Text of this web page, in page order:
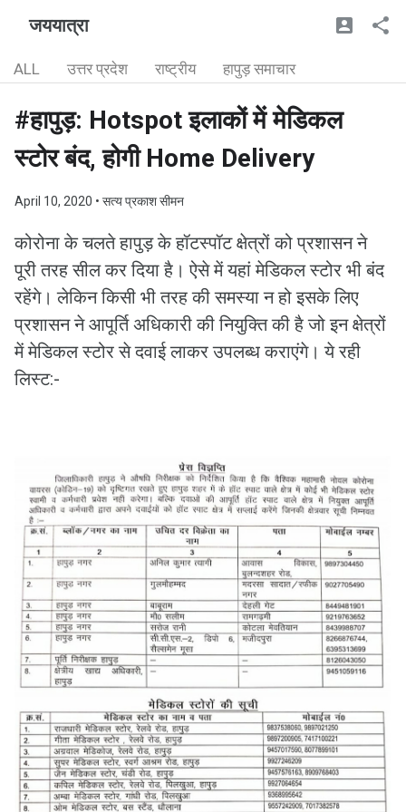
जययात्रा
ALL उत्तर प्रदेश राष्ट्रीय हापुड़ समाचार
#हापुड़: Hotspot इलाकों में मेडिकल
स्टोर बंद, होगी Home Delivery
April 10, 2020 • सत्य प्रकाश सीमन
कोरोना के चलते हापुड़ के हॉटस्पॉट क्षेत्रों को प्रशासन ने
पूरी तरह सील कर दिया है। ऐसे में यहां मेडिकल स्टोर भी बंद
रहेंगे। लेकिन किसी भी तरह की समस्या न हो इसके लिए
प्रशासन ने आपूर्ति अधिकारी की नियुक्ति की है जो इन क्षेत्रों
में मेडिकल स्टोर से दवाई लाकर उपलब्ध कराएंगे। ये रही
लिस्ट:-